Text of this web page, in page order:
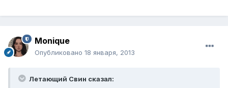
Monique
Опубликовано 18 января, 2013
Летающий Свин сказал: